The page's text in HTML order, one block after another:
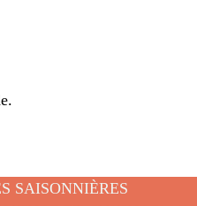
SAISONNIÈRES